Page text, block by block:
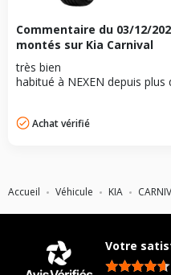
Accueil Véhicule KIA
Pour la visserie, afin de
vous conseillons de contacter
Commentaire du 03/12/
montés sur Kia Carnival
très bien
habitué à NEXEN depuis plus
Achat vérifié
Votre